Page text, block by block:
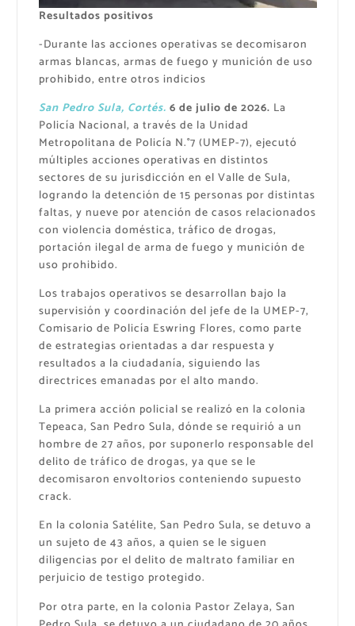
Resultados positivos
-Durante las acciones operativas se decomisaron
armas blancas, armas de fuego y munición de uso
prohibido, entre otros indicios
San Pedro Sula, Cortés. 6 de julio de 2026. La
Policía Nacional, a través de la Unidad
Metropolitana de Policía N.°7 (UMEP-7), ejecutó
múltiples acciones operativas en distintos
sectores de su jurisdicción en el Valle de Sula,
logrando la detención de 15 personas por distintas
faltas, y nueve por atención de casos relacionados
con violencia doméstica, tráfico de drogas,
portación ilegal de arma de fuego y munición de
uso prohibido.
Los trabajos operativos se desarrollan bajo la
supervisión y coordinación del jefe de la UMEP-7,
Comisario de Policía Eswring Flores, como parte
de estrategias orientadas a dar respuesta y
resultados a la ciudadanía, siguiendo las
directrices emanadas por el alto mando.
La primera acción policial se realizó en la colonia
Tepeaca, San Pedro Sula, dónde se requirió a un
hombre de 27 años, por suponerlo responsable del
delito de tráfico de drogas, ya que se le
decomisaron envoltorios conteniendo supuesto
crack.
En la colonia Satélite, San Pedro Sula, se detuvo a
un sujeto de 43 años, a quien se le siguen
diligencias por el delito de maltrato familiar en
perjuicio de testigo protegido.
Por otra parte, en la colonia Pastor Zelaya, San